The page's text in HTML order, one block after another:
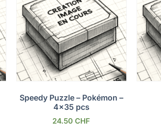
Speedy Puzzle – Pokémon –
4×35 pcs
24.50CHF